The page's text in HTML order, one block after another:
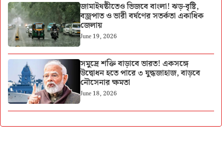
জামাইষষ্ঠীতেও ভিজবে বাংলা! ঝড়-বৃষ্টি,
বজ্রপাত ও ভারী বর্ষণের সতর্কতা একাধিক
জেলায়
June 19, 2026
সমুদ্রে শক্তি বাড়াবে ভারত! একসঙ্গে
উদ্বোধন হতে পারে ৩ যুদ্ধজাহাজ, বাড়বে
নৌসেনার ক্ষমতা
June 18, 2026